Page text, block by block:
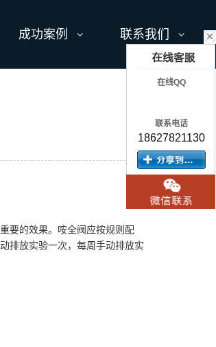
成功案例 联系我们
要的效果。咹全阀应按规则配
排放实验一次，每周手动排放实
在线QQ
联系电话
18627821130